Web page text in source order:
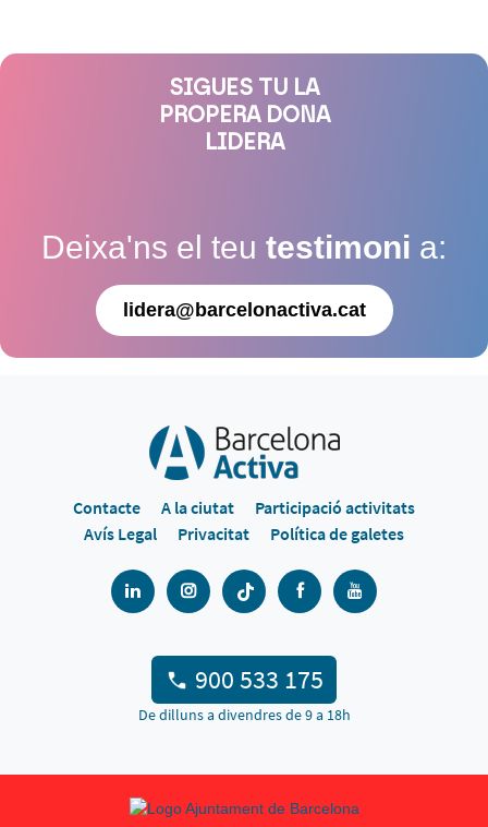
SIGUES TU LA
PROPERA DONA
LIDERA
Deixa'ns el teu testimoni a:
lidera@barcelonactiva.cat
Contacte A la ciutat
Participació activitats
Avís Legal
Privacitat Política de galetes
900 533 175
De dilluns a divendres de 9 a 18h